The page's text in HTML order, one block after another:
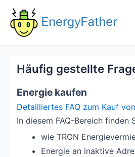
content
Häufig gestellte
Energie kaufen
Detailliertes FAQ zum Kauf
In diesem FAQ-Bereich finden
wie TRON
Energie an inaktive